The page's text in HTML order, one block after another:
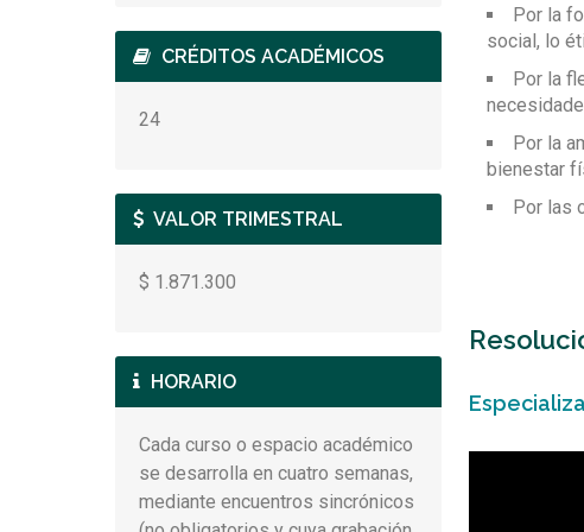
CRÉDITOS ACADÉMICOS
24
VALOR TRIMESTRAL
$ 1.871.300
HORARIO
Cada curso o espacio académico
se desarrolla en cuatro semanas,
mediante encuentros sincrónicos
Por la
social, lo
Por la
Por la
bienestar
Por las